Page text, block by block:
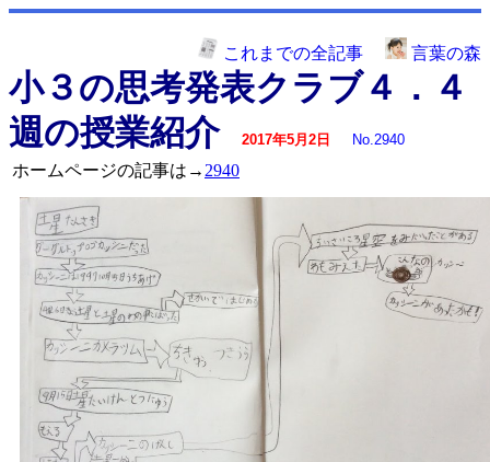
これまでの全記事 言葉の森
小３の思考発表クラブ４．４
週の授業紹介
2017年5月2日 No.2940
ホームページの記事は→ 2940